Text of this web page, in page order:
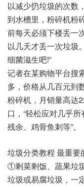
以减少扔垃圾的次数
到水槽里，粉碎机粉
前每天必须下楼丢一
以几天才丢一次垃圾
细菌滋生吧!”
记者在某购物平台搜
多，价格从几百元到
粉碎机，月销量高达
口，“轻松应对几乎
残余、鸡骨鱼刺等”。
垃圾分类教程 最重要
①剩菜剩饭、蔬果垃
垃圾或易腐垃圾，一